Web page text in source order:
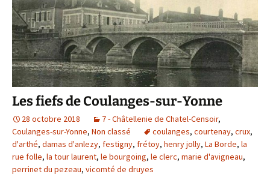
Les fiefs de Coulanges-sur-Yonne
28 octobre 2018 7 - Châtellenie de Chatel-Censoir,
Coulanges-sur-Yonne, Non classé coulanges, courtenay, crux,
d'arthé, damas d'anlezy, festigny, frétoy, henry jolly, La Borde, la
rue folle, la tour laurent, le bourgoing, le clerc, marie d'avigneau,
perrinet du pezeau, vicomté de druyes